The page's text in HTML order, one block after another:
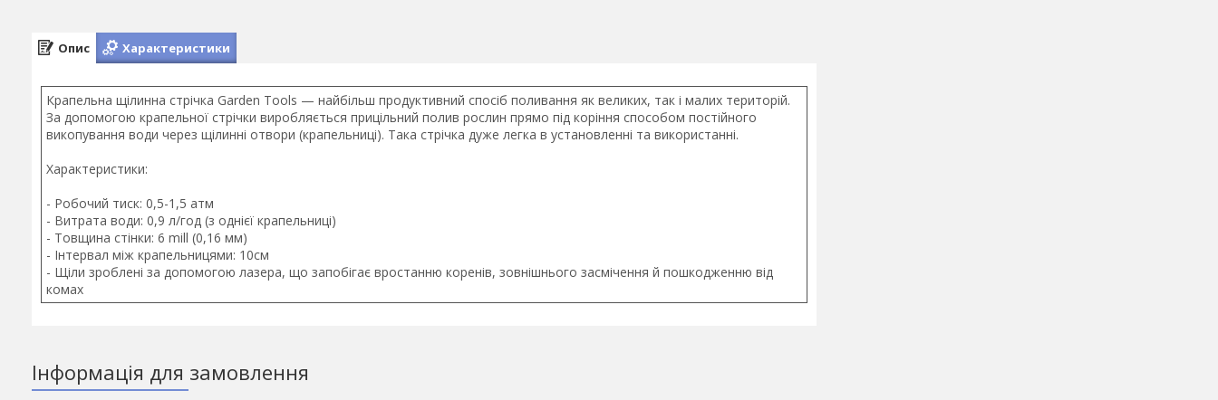
Опис Характеристики
Крапельна щілинна стрічка Garden Tools — найбільш продуктивний спосіб поливання як великих, так і малих територій.
За допомогою крапельної стрічки виробляється прицільний полив рослин прямо під коріння способом постійного
викопування води через щілинні отвори (крапельниці). Така стрічка дуже легка в установленні та використанні.
Характеристики:
- Робочий тиск: 0,5-1,5 атм
- Витрата води: 0,9 л/год (з однієї крапельниці)
- Товщина стінки: 6 mill (0,16 мм)
- Інтервал між крапельницями: 10см
- Щіли зроблені за допомогою лазера, що запобігає вростанню коренів, зовнішнього засмічення й пошкодженню від
комах
Інформація для замовлення